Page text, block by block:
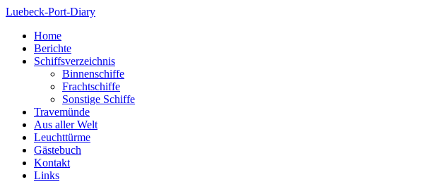
Luebeck-Port-Diary
Home
Berichte
Schiffsverzeichnis
Binnenschiffe
Frachtschiffe
Sonstige Schiffe
Travemünde
Aus aller Welt
Leuchttürme
Gästebuch
Kontakt
Links